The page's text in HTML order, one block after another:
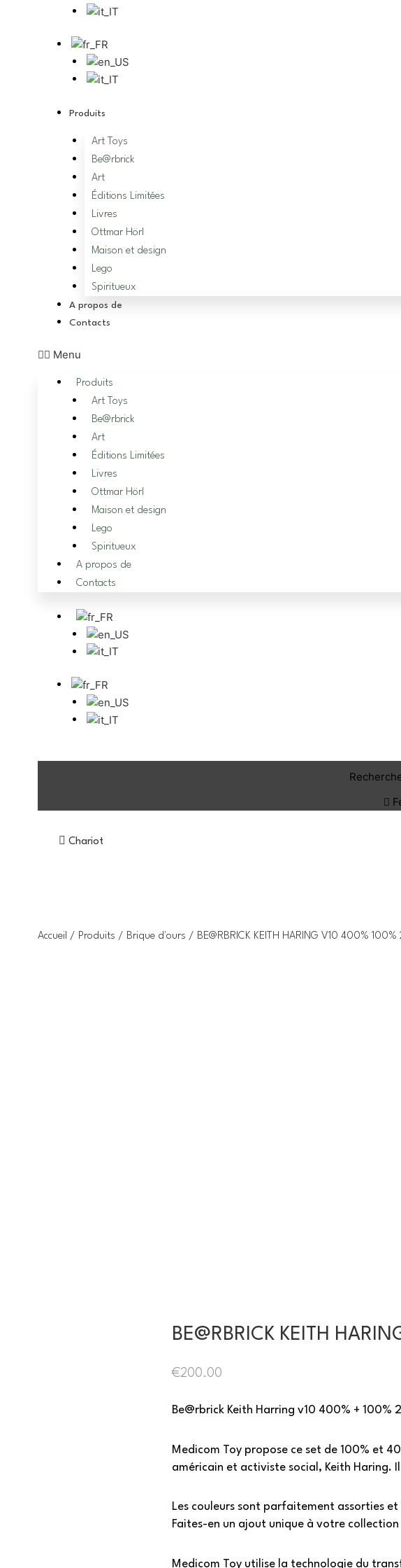
Produits
Art Toys
Be@rbrick
Art
Éditions Limitées
Livres
Ottmar Hörl
Maison et design
Lego
Spiritueux
A propos de
Contacts
Menu
Produits
Art Toys
Be@rbrick
Art
Éditions Limitées
Livres
Ottmar Hörl
Maison et design
Lego
Spiritueux
A propos de
Contacts
Chariot
Accueil / Produits / Brique d'ours / BE@RBRICK KEITH HARING V10 400% 100%
BE@RBRICK KEITH
€200.00
Be@rbrick Keith Harring v10 400% + 100%
Medicom Toy propose ce set de 100% et
américain et activiste social, Keith Haring.
Les couleurs sont parfaitement assorties
Faites-en un ajout unique à votre
Medicom Toy utilise la technologie du